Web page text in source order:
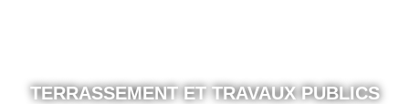
TERRASSEMENT ET TRAVAUX PUBLICS